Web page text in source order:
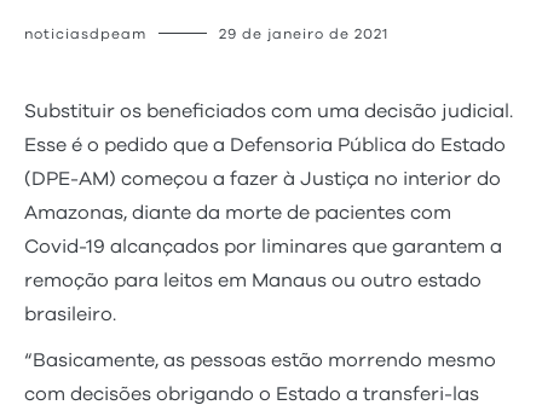
noticiasdpeam 29 de janeiro de 2021
Substituir os beneficiados com uma decisão judicial.
Esse é o pedido que a Defensoria Pública do Estado
(DPE-AM) começou a fazer à Justiça no interior do
Amazonas, diante da morte de pacientes com
Covid-19 alcançados por liminares que garantem a
remoção para leitos em Manaus ou outro estado
brasileiro.
“Basicamente, as pessoas estão morrendo mesmo
com decisões obrigando o Estado a transferi-las